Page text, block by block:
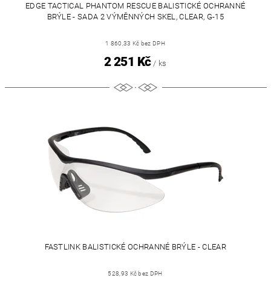
EDGE TACTICAL PHANTOM RESCUE BALISTICKÉ OCHRANNÉ
BRÝLE - SADA 2 VÝMĚNNÝCH SKEL, CLEAR, G-15
1 860,33 Kč bez DPH
2 251 Kč / ks
FASTLINK BALISTICKÉ OCHRANNÉ BRÝLE - CLEAR
528,93 Kč bez DPH